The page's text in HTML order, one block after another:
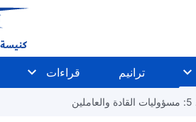
ترانيم قراءات